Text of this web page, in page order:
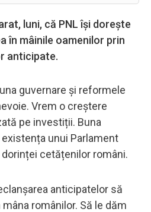
luni, că PNL își dorește
în mâinile oamenilor prin
anticipate.
guvernare și reformele
Vrem o creștere
pe investiții. Buna
unui Parlament
cetățenilor români.
anticipatelor să
românilor. Să le dăm